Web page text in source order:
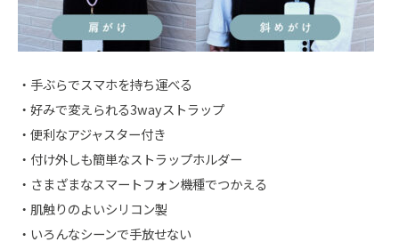
・手ぶらでスマホを持ち運べる
・好みで変えられる3wayストラップ
・便利なアジャスター付き
・付け外しも簡単なストラップホルダー
・さまざまなスマートフォン機種でつかえる
・肌触りのよいシリコン製
・いろんなシーンで手放せない